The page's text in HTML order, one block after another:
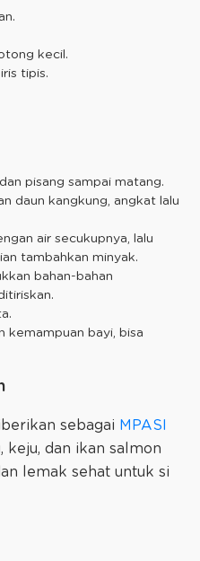
kecil.
tipis.
pisang sampai matang.
daun kangkung, angkat lalu
air secukupnya, lalu
tambahkan minyak.
bahan-bahan
kemampuan bayi, bisa
sebagai MPASI
keju, dan ikan salmon
lemak sehat untuk si